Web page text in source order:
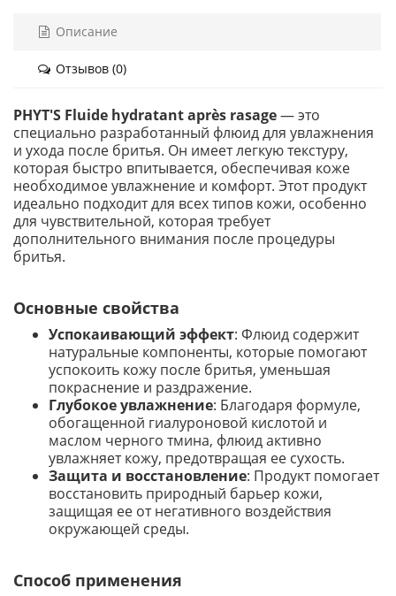
Описание
Отзывов (0)
PHYT'S Fluide hydratant après rasage— это
специально разработанный флюид для увлажнения
и ухода после бритья. Он имеет легкую текстуру,
которая быстро впитывается, обеспечивая коже
необходимое увлажнение и комфорт. Этот продукт
идеально подходит для всех типов кожи, особенно
для чувствительной, которая требует
дополнительного внимания после процедуры
бритья.
Основные свойства
Успокаивающий эффект: Флюид содержит
натуральные компоненты, которые помогают
успокоить кожу после бритья, уменьшая
покраснение и раздражение.
Глубокое увлажнение: Благодаря формуле,
обогащенной гиалуроновой кислотой и
маслом черного тмина, флюид активно
увлажняет кожу, предотвращая ее сухость.
Защита и восстановление: Продукт помогает
восстановить природный барьер кожи,
защищая ее от негативного воздействия
окружающей среды.
Способ применения